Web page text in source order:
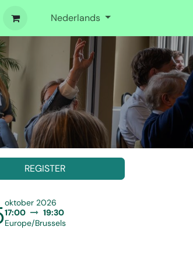
Nederlands
REGISTER
oktober 2026
17:00
19:30
Europe/Brussels